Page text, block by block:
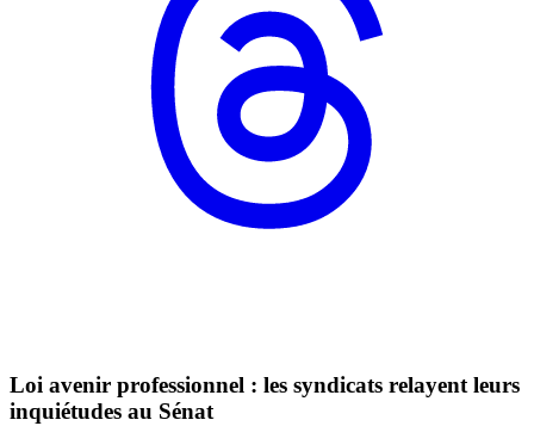
Loi avenir professionnel : les syndicats relayent leurs
inquiétudes au Sénat